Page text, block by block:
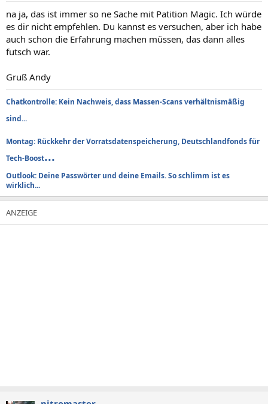
na ja, das ist immer so ne Sache mit Patition Magic. Ich würde
es dir nicht empfehlen. Du kannst es versuchen, aber ich habe
auch schon die Erfahrung machen müssen, das dann alles
futsch war.
Gruß Andy
Chatkontrolle: Kein Nachweis, dass Massen-Scans verhältnismäßig
sind...
Montag: Rückkehr der Vorratsdatenspeicherung, Deutschlandfonds für
Tech-Boost...
Outlook: Deine Passwörter und deine Emails. So schlimm ist es
wirklich...